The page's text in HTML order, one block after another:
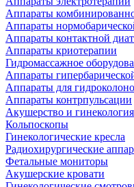
Аппараты
Аппараты
Аппараты контактной
Аппараты криотерапии
Гидромассажное
Аппараты
Аппараты для
Аппараты контрпульсации
Акушерство и гинекология
Кольпоскопы
Гинекологические кресла
Радиохирургические
Фетальные мониторы
Акушерские кровати